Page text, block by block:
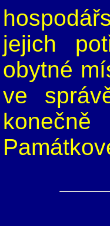
jejich
obytné
ve